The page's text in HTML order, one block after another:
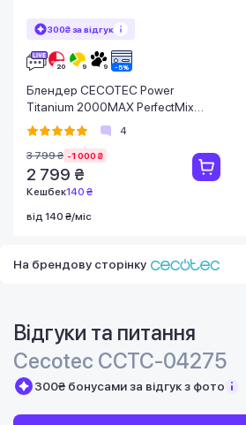
300₴ за відгук
Блендер CECOTEC Power
Titanium 2000MAX PerfectMix
Black
4
3 799 ₴ -1 000 ₴
2 799 ₴
Кешбек140 ₴
від 140 ₴/міс
На брендову сторінку
Відгуки та питання
Cecotec CCTC-04275
300₴ бонусами за відгук з фото